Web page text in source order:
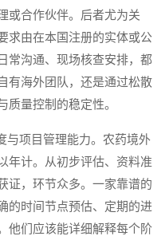
或合作伙伴。后者尤为关
求由在本国注册的实体或公
常沟通、现场核查安排，都
有海外团队，还是通过松散
质量控制的稳定性。
项目管理能力。农药境外
年计。从初步评估、资料准
证，环节众多。一家靠谱的
的时间节点预估、定期的进
他们应该能详细解释每个阶